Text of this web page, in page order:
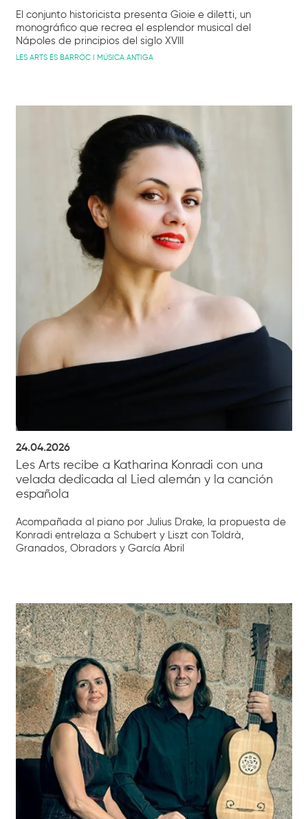
El conjunto historicista presenta Gioie e diletti, un
monográfico que recrea el esplendor musical del
Nápoles de principios del siglo XVIII
LES ARTS ÉS BARROC I MÚSICA ANTIGA
24.04.2026
Les Arts recibe a Katharina Konradi con una
velada dedicada al Lied alemán y la canción
española
Acompañada al piano por Julius Drake, la propuesta de
Konradi entrelaza a Schubert y Liszt con Toldrà,
Granados, Obradors y García Abril